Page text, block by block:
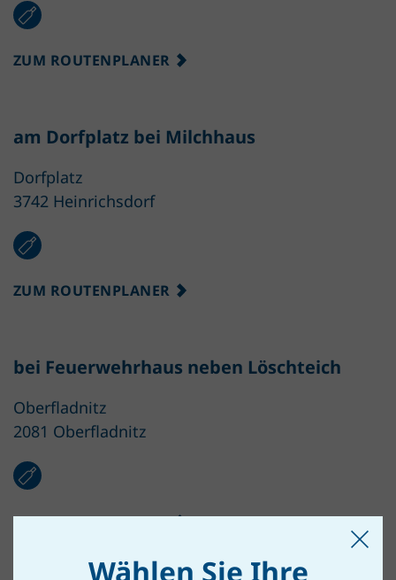
ZUM ROUTENPLANER
am Dorfplatz bei Milchhaus
Dorfplatz
3742 Heinrichsdorf
ZUM ROUTENPLANER
bei Feuerwehrhaus neben Löschteich
Oberfladnitz
2081 Oberfladnitz
ZUM ROUTENPLANER
Wählen Sie Ihre